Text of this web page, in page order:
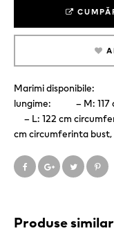
Marimi disponibile:
lungime: – M: 117
– L: 122 cm
cm circumferinta bust,
Produse